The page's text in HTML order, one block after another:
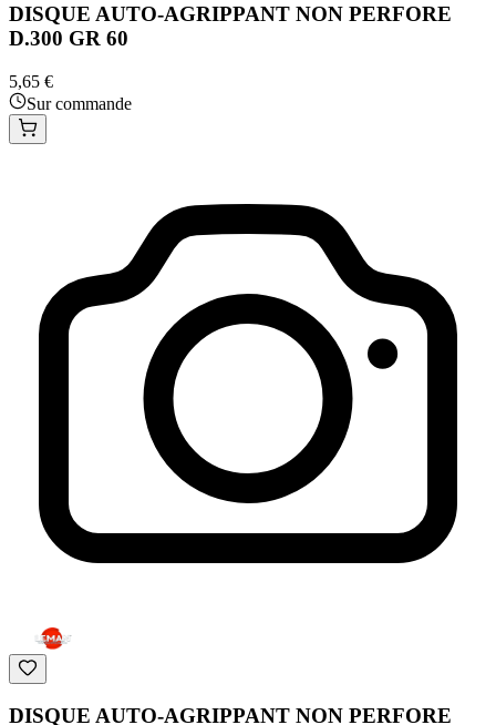
DISQUE AUTO-AGRIPPANT NON PERFORE
D.300 GR 60
5,65 €
Sur commande
DISQUE AUTO-AGRIPPANT NON PERFORE